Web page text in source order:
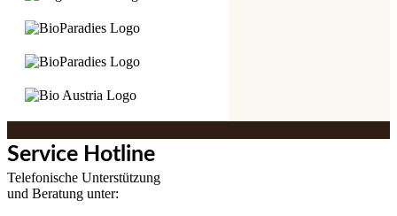
Service Hotline
Telefonische Unterstützung
und Beratung unter: